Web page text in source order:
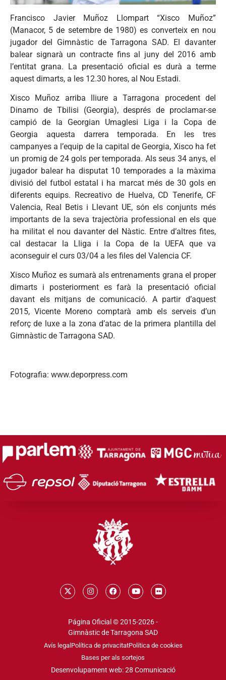
Francisco Javier Muñoz Llompart “Xisco Muñoz”
(Manacor, 5 de setembre de 1980) es converteix en nou
jugador del Gimnàstic de Tarragona SAD. El davanter
balear signarà un contracte fins al juny del 2016 amb
l’entitat grana. La presentació oficial es durà a terme
aquest dimarts, a les 12.30 hores, al Nou Estadi.
Xisco Muñoz arriba lliure a Tarragona procedent del
Dinamo de Tbilisi (Georgia), després de proclamar-se
campió de la Georgian Umaglesi Liga i la Copa de
Georgia aquesta darrera temporada. En les tres
campanyes a l’equip de la capital de Georgia, Xisco ha fet
un promig de 24 gols per temporada. Als seus 34 anys, el
jugador balear ha disputat 10 temporades a la màxima
divisió del futbol estatal i ha marcat més de 30 gols en
diferents equips. Recreativo de Huelva, CD Tenerife, CF
Valencia, Real Betis i Llevant UE, són els conjunts més
importants de la seva trajectòria professional en els que
ha militat el nou davanter del Nàstic. Entre d’altres fites,
cal destacar la Lliga i la Copa de la UEFA que va
aconseguir el curs 03/04 a les files del Valencia CF.
Xisco Muñoz es sumarà als entrenaments grana el proper
dimarts i posteriorment es farà la presentació oficial
davant els mitjans de comunicació. A partir d’aquest
2015, Vicente Moreno comptarà amb els serveis d’un
reforç de luxe a la zona d’atac de la primera plantilla del
Gimnàstic de Tarragona SAD.
Fotografia: www.deporpress.com
Página Oficial © 2015-2026 -
Gimnàstic de Tarragona SAD
Avís legalPolítica de privacitatPolítica de cookies
Bases per als sortejos
Desenvolupament web: 28 Comunicació